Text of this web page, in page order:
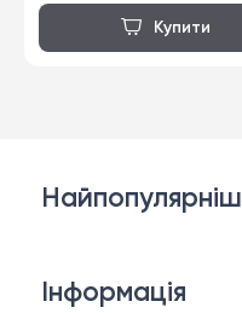
Інформація